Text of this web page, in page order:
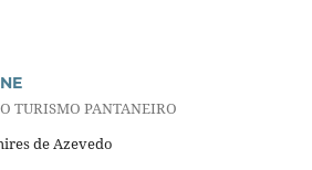
TURISMO PANTANEIRO
de Azevedo